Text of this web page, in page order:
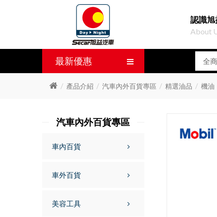
認識旭
About
最新優惠
產品介紹 汽車內外百貨專區 精選油品 機油
汽車內外百貨專區
車內百貨
車外百貨
美容工具